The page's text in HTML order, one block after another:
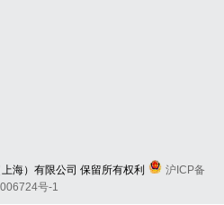
海）有限公司 保留所有权利
沪ICP备
号-1